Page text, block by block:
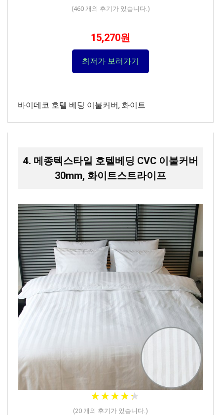
(460개의 후기가 있습니다.)
15,270원
최저가 보러가기
바이데코 호텔 베딩 이불커버, 화이트
4. 메종텍스타일 호텔베딩 CVC 이불커버
30mm, 화이트스트라이프
★★★★★
★★★★★
(20 개의 후기가 있습니다.)